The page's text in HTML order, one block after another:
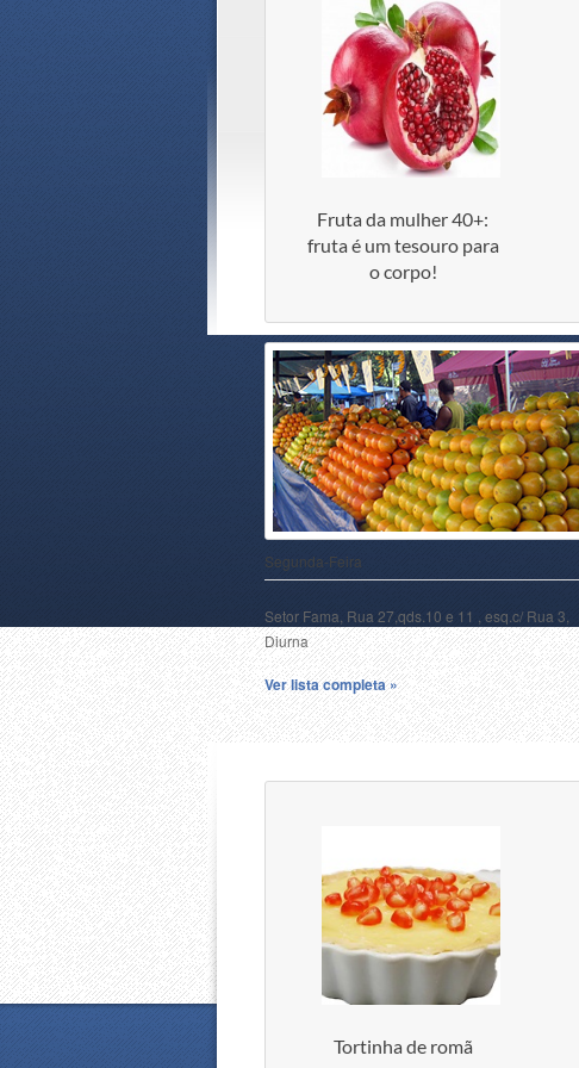
Fruta da mulher 40+:
fruta é um tesouro para
o corpo!
Segunda-Feira
Setor Fama, Rua 27,qds.10 e 11 , esq.c/ Rua 3,
Diurna
Ver lista completa »
Tortinha de romã